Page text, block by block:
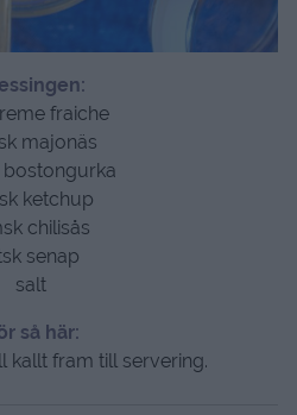
fraiche
majonäs
bostongurka
ketchup
chilisås
senap
salt
så här:
kallt fram till servering.